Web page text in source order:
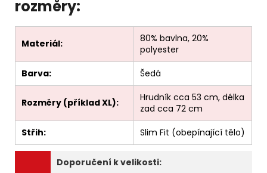
rozměry:
Materiál:
80% bavlna, 20%
polyester
Barva:
Šedá
Rozměry (příklad XL):
Hrudník cca 53 cm, délka
zad cca 72 cm
Střih:
Slim Fit (obepínající tělo)
Doporučení k velikosti: